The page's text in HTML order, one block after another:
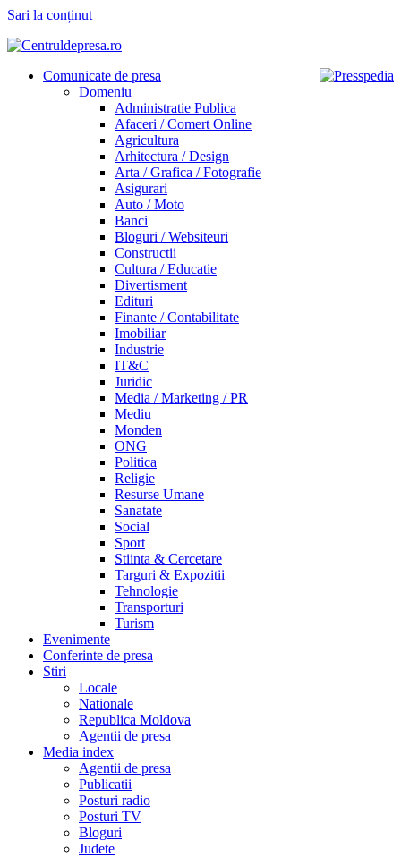
Sari la conținut
Comunicate de presa
Domeniu
Administratie Publica
Afaceri / Comert Online
Agricultura
Arhitectura / Design
Arta / Grafica / Fotografie
Asigurari
Auto / Moto
Banci
Bloguri / Websiteuri
Constructii
Cultura / Educatie
Divertisment
Edituri
Finante / Contabilitate
Imobiliar
Industrie
IT&C
Juridic
Media / Marketing / PR
Mediu
Monden
ONG
Politica
Religie
Resurse Umane
Sanatate
Social
Sport
Stiinta & Cercetare
Targuri & Expozitii
Tehnologie
Transporturi
Turism
Evenimente
Conferinte de presa
Stiri
Locale
Nationale
Republica Moldova
Agentii de presa
Media index
Agentii de presa
Publicatii
Posturi radio
Posturi TV
Bloguri
Judete